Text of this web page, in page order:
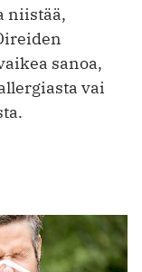
niistää,
sanoa,
vai